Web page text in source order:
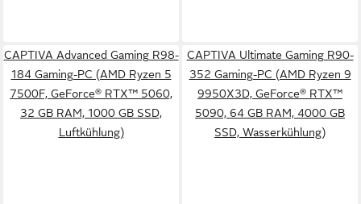
CAPTIVA Advanced Gaming R98-
184 Gaming-PC (AMD Ryzen 5
7500F, GeForce® RTX™ 5060,
32 GB RAM, 1000 GB SSD,
Luftkühlung)
CAPTIVA Ultimate Gaming R90-
352 Gaming-PC (AMD Ryzen 9
9950X3D, GeForce® RTX™
5090, 64 GB RAM, 4000 GB
SSD, Wasserkühlung)